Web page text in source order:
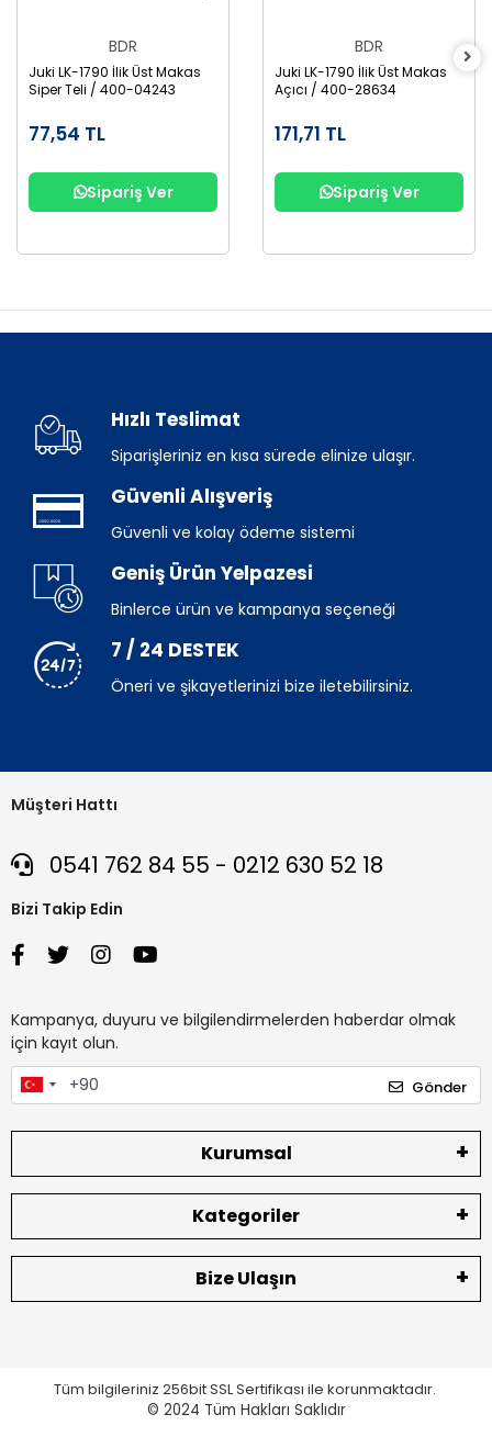
BDR
Juki LK-1790 İlik Üst Makas
Siper Teli / 400-04243
77,54 TL
Sipariş Ver
BDR
Juki LK-1790 İlik Üst Makas
Açıcı / 400-28634
171,71 TL
Sipariş Ver
Hızlı Teslimat
Siparişleriniz en kısa sürede elinize ulaşır.
Güvenli Alışveriş
Güvenli ve kolay ödeme sistemi
Geniş Ürün Yelpazesi
Binlerce ürün ve kampanya seçeneği
7 / 24 DESTEK
Öneri ve şikayetlerinizi bize iletebilirsiniz.
Müşteri Hattı
0541 762 84 55 - 0212 630 52 18
Bizi Takip Edin
Kampanya, duyuru ve bilgilendirmelerden haberdar olmak
için kayıt olun.
Gönder
Kurumsal
Kategoriler
Bize Ulaşın
Tüm bilgileriniz 256bit SSL Sertifikası ile korunmaktadır.
© 2024 Tüm Hakları Saklıdır